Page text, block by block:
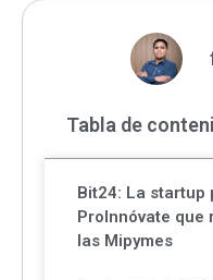
Tabla de
Bit24: La startup
ProInnóvate que
las Mipymes